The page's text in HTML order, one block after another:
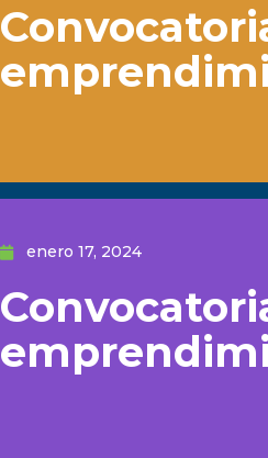
enero 17, 2024